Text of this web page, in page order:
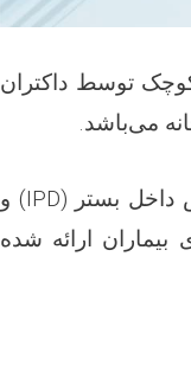
توسط داکتران
می‌باشد.
بستر (IPD) و
بیماران ارائه شده